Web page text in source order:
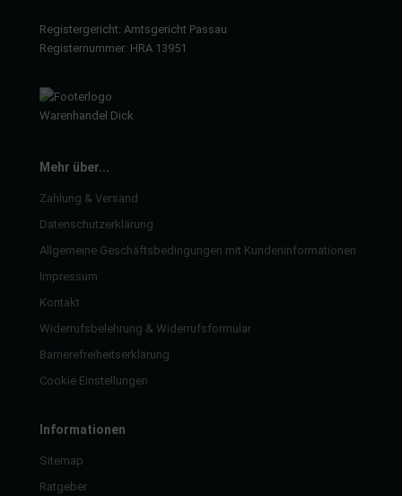
Registergericht: Amtsgericht Passau
Registernummer: HRA 13951
Mehr über...
Zahlung & Versand
Datenschutzerklärung
Allgemeine Geschäftsbedingungen mit Kundeninformationen
Impressum
Kontakt
Widerrufsbelehrung & Widerrufsformular
Barrierefreiheitserklärung
Cookie Einstellungen
Informationen
Sitemap
Ratgeber
Verbrauchsmaterial